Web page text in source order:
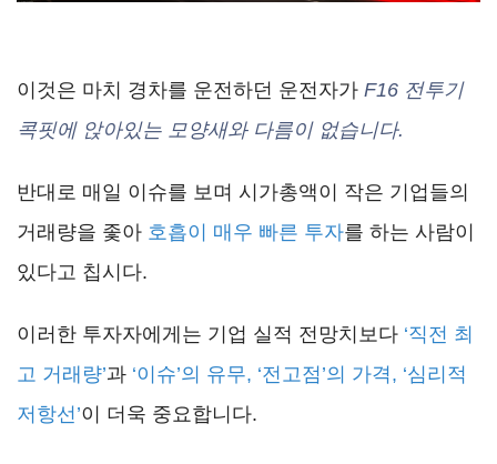
이것은 마치 경차를 운전하던 운전자가 F16 전투기
콕핏에 앉아있는 모양새와 다름이 없습니다.
반대로 매일 이슈를 보며 시가총액이 작은 기업들의
거래량을 좇아 호흡이 매우 빠른 투자를 하는 사람이
있다고 칩시다.
이러한 투자자에게는 기업 실적 전망치보다 ‘직전 최
고 거래량’과 ‘이슈’의 유무, ‘전고점’의 가격, ‘심리적
저항선’이 더욱 중요합니다.